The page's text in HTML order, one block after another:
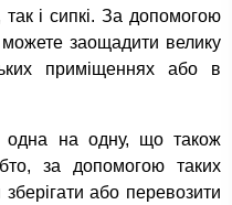
так і сипкі. За допомогою
можете заощадити велику
приміщеннях або в
одна на одну, що також
за допомогою таких
або перевозити